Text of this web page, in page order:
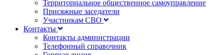
Территориальное общественное самоуправление
Присяжные заседатели
Участникам СВО
Контакты
Контакты администрации
Телефонный справочник